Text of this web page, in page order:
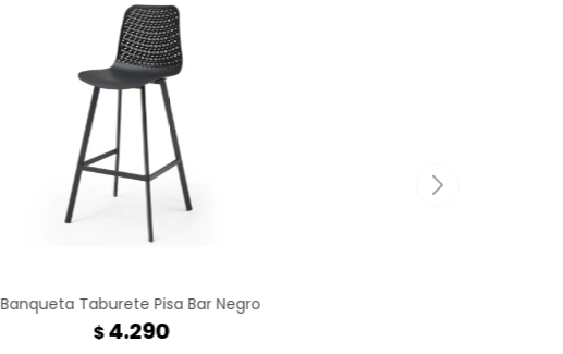
Banqueta Taburete Pisa Bar Negro
$4.290